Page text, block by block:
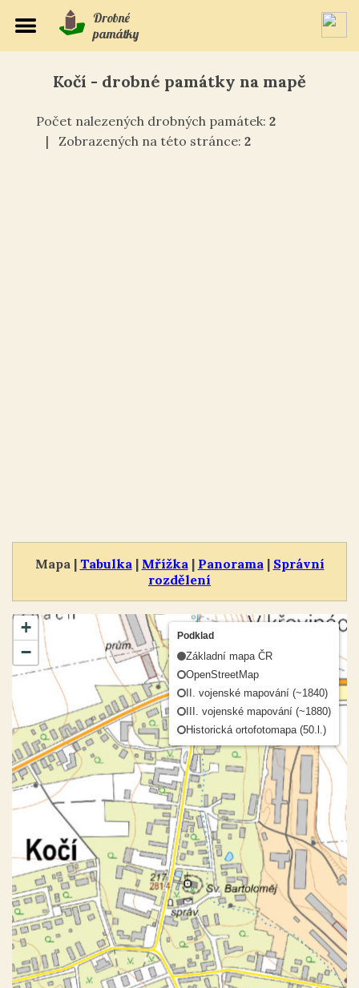
Drobné
památky
Kočí - drobné památky na mapě
Počet nalezených drobných památek: 2
| Zobrazených na této stránce: 2
Mapa | Tabulka | Mřížka | Panorama | Správní
rozdělení
+
−
Podklad
Základní mapa ČR
OpenStreetMap
II. vojenské mapování (~1840)
III. vojenské mapování (~1880)
Historická ortofotomapa (50.l.)